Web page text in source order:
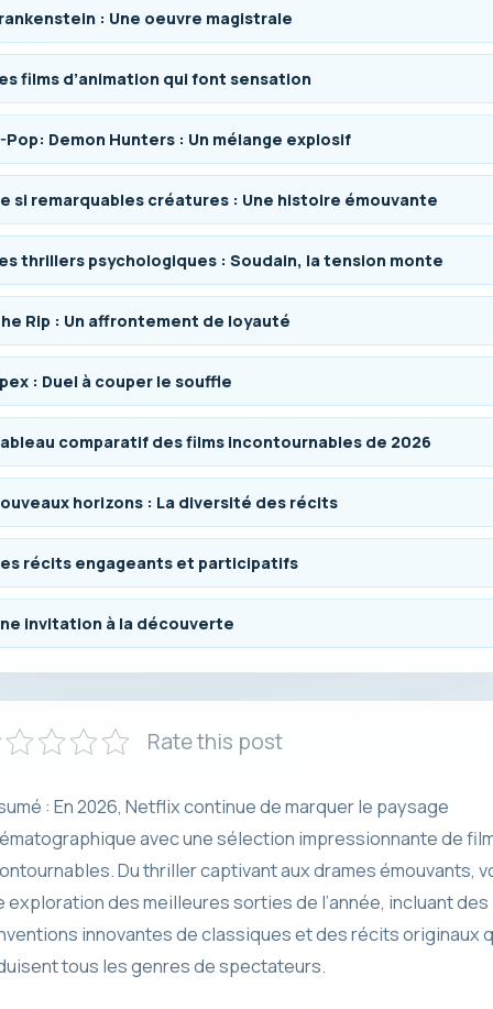
: Une oeuvre magistrale
films d’animation qui font sensation
Pop: Demon Hunters : Un mélange explosif
si remarquables créatures : Une histoire émouvante
thrillers psychologiques : Soudain, la tension monte
Rip : Un affrontement de loyauté
: Duel à couper le souffle
comparatif des films incontournables de 2026
horizons : La diversité des récits
récits engageants et participatifs
invitation à la découverte
Rate this post
: En 2026, Netflix continue de marquer le paysage
avec une sélection impressionnante de
Du thriller captivant aux drames émouvants,
exploration des meilleures sorties de l’année, incluant des
innovantes de classiques et des récits originaux
tous les genres de spectateurs.